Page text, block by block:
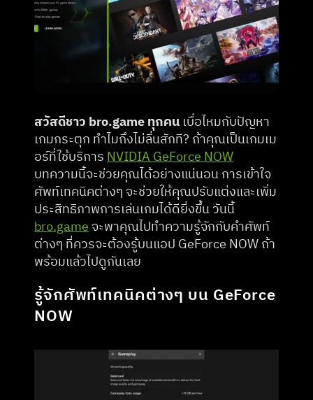
สวัสดีชาว bro.game ทุกคน เบื่อไหมกับปัญหา
เกมกระตุก ทำไมถึงไม่ลื่นสักที? ถ้าคุณเป็นเกมเม
อร์ที่ใช้บริการ NVIDIA GeForce NOW
บทความนี้จะช่วยคุณได้อย่างแน่นอน การเข้าใจ
ศัพท์เทคนิคต่างๆ จะช่วยให้คุณปรับแต่งและเพิ่ม
bro.game จะพาคุณไปทำความรู้จักกับคำศัพท์
ต่างๆ ที่ควรจะต้องรู้บนแอป GeForce NOW ถ้า
พร้อมแล้วไปดูกันเลย
รู้จักศัพท์เทคนิคต่างๆ บน GeForce
NOW